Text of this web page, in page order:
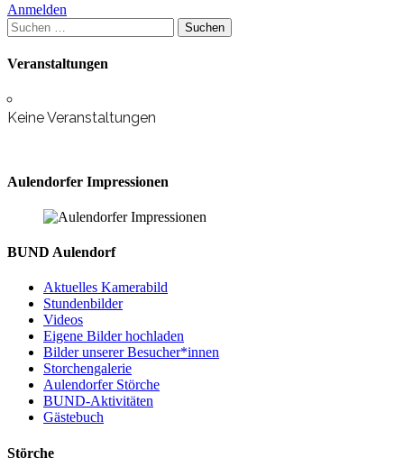
Anmelden
Suchen
nach:
Veranstaltungen
Keine Veranstaltungen
Aulendorfer Impressionen
BUND Aulendorf
Aktuelles Kamerabild
Stundenbilder
Videos
Eigene Bilder hochladen
Bilder unserer Besucher*innen
Storchengalerie
Aulendorfer Störche
BUND-Aktivitäten
Gästebuch
Störche